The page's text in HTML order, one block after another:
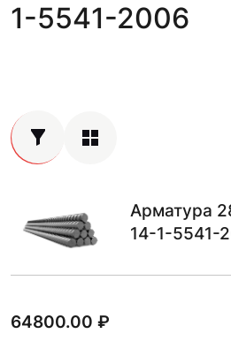
1-5541-2006
Арматура
14-1-5541-
64800.00 ₽